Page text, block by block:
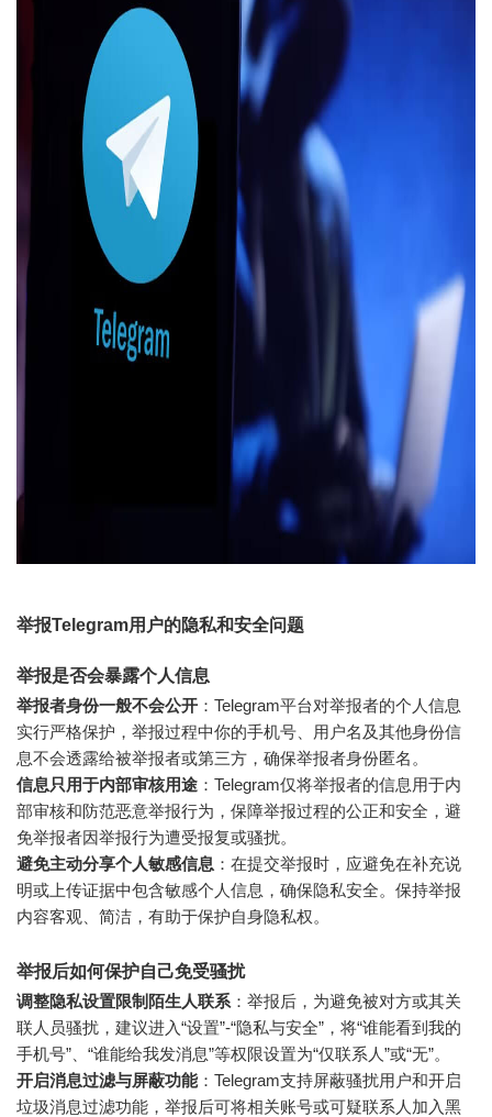
举报Telegram用户的隐私和安全问题
举报是否会暴露个人信息
举报者身份一般不会公开 ：Telegram平台对举报者的个人信息
实行严格保护，举报过程中你的手机号、用户名及其他身份信
息不会透露给被举报者或第三方，确保举报者身份匿名。
信息只用于内部审核用途 ：Telegram仅将举报者的信息用于内
部审核和防范恶意举报行为，保障举报过程的公正和安全，避
免举报者因举报行为遭受报复或骚扰。
避免主动分享个人敏感信息 ：在提交举报时，应避免在补充说
明或上传证据中包含敏感个人信息，确保隐私安全。保持举报
内容客观、简洁，有助于保护自身隐私权。
举报后如何保护自己免受骚扰
调整隐私设置限制陌生人联系 ：举报后，为避免被对方或其关
联人员骚扰，建议进入“设置”-“隐私与安全”，将“谁能看到我的
手机号”、“谁能给我发消息”等权限设置为“仅联系人”或“无”。
开启消息过滤与屏蔽功能：Telegram支持屏蔽骚扰用户和开启
垃圾消息过滤功能，举报后可将相关账号或可疑联系人加入黑